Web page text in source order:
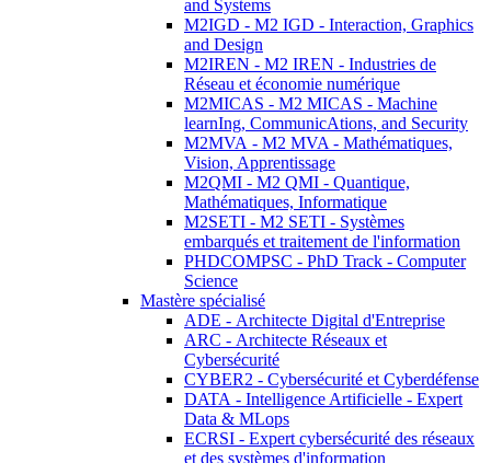
and Systems
M2IGD - M2 IGD - Interaction, Graphics
and Design
M2IREN - M2 IREN - Industries de
Réseau et économie numérique
M2MICAS - M2 MICAS - Machine
learnIng, CommunicAtions, and Security
M2MVA - M2 MVA - Mathématiques,
Vision, Apprentissage
M2QMI - M2 QMI - Quantique,
Mathématiques, Informatique
M2SETI - M2 SETI - Systèmes
embarqués et traitement de l'information
PHDCOMPSC - PhD Track - Computer
Science
Mastère spécialisé
ADE - Architecte Digital d'Entreprise
ARC - Architecte Réseaux et
Cybersécurité
CYBER2 - Cybersécurité et Cyberdéfense
DATA - Intelligence Artificielle - Expert
Data & MLops
ECRSI - Expert cybersécurité des réseaux
et des systèmes d'information